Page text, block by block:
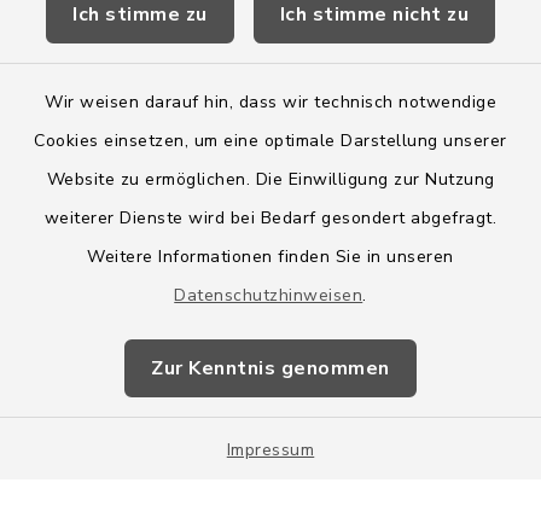
Ich stimme zu Ich stimme nicht zu
Wir weisen darauf hin, dass wir technisch notwendige
Cookies einsetzen, um eine optimale Darstellung unserer
Website zu ermöglichen. Die Einwilligung zur Nutzung
weiterer Dienste wird bei Bedarf gesondert abgefragt.
Weitere Informationen finden Sie in unseren
Datenschutzhinweisen.
Zur Kenntnis genommen
Impressum
Wege-Zweckverband
Barrierefreiheit
Impressum
Sitemap